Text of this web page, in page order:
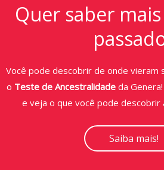
Quer saber
Você pode descobrir de onde vieram
o Teste de Ancestralidadeda
e veja o que você pode descobrir
Saiba mais!